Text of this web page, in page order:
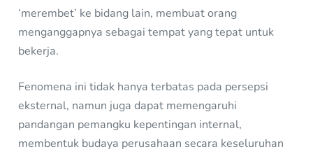
‘merembet’ ke bidang lain, membuat orang
menganggapnya sebagai tempat yang tepat untuk
bekerja.
Fenomena ini tidak hanya terbatas pada persepsi
eksternal, namun juga dapat memengaruhi
pandangan pemangku kepentingan internal,
membentuk budaya perusahaan secara keseluruhan